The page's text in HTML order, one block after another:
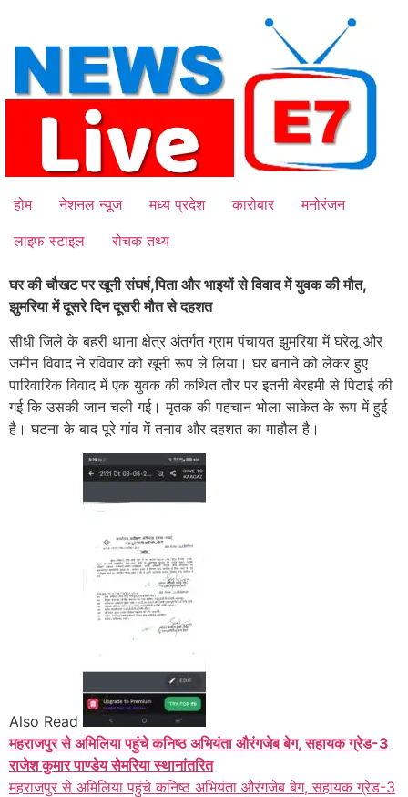
content
होम नेशनल न्यूज मध्य प्रदेश कारोबार
मनोरंजन
लाइफ स्टाइल
रोचक तथ्य
घर की चौखट पर खूनी संघर्ष,पिता और भाइयों से विवाद में युवक की मौत,
झुमरिया में दूसरे दिन दूसरी मौत से दहशत
सीधी जिले के बहरी थाना क्षेत्र अंतर्गत ग्राम पंचायत झुमरिया में घरेलू और
जमीन विवाद ने रविवार को खूनी रूप ले लिया। घर बनाने को लेकर हुए
पारिवारिक विवाद में एक युवक की कथित तौर पर इतनी बेरहमी से पिटाई की
गई कि उसकी जान चली गई। मृतक की पहचान भोला साकेत के रूप में हुई
है। घटना के बाद पूरे गांव में तनाव और दहशत का माहौल है।
Also Read
महराजपुर से अमिलिया पहुंचे कनिष्ठ अभियंता औरंगजेब बेग, सहायक ग्रेड-3
राजेश कुमार पाण्डेय सेमरिया स्थानांतरित
महराजपुर से अमिलिया पहुंचे कनिष्ठ अभियंता औरंगजेब बेग, सहायक ग्रेड-3